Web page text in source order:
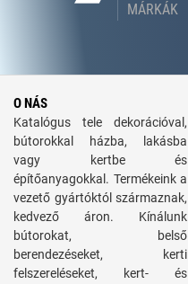
MÁRKÁK
O NÁS
Katalógus tele dekorációval,
bútorokkal házba, lakásba
vagy kertbe és
építőanyagokkal. Termékeink a
vezető gyártóktól származnak,
kedvező áron. Kínálunk
bútorokat, belső
berendezéseket, kerti
felszereléseket, kert- és